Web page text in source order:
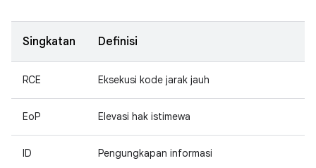
Singkatan Definisi
RCE Eksekusi kode jarak jauh
EoP Elevasi hak istimewa
ID Pengungkapan informasi